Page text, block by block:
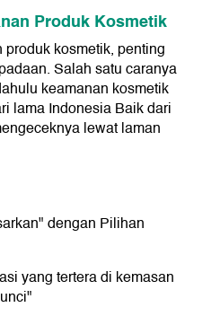
Produk Kosmetik
kosmetik, penting
Salah satu caranya
keamanan kosmetik
lama Indonesia Baik dari
lewat laman
dengan Pilihan
yang tertera di kemasan